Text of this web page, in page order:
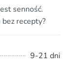
senność.
bez recepty?
9-21 dni